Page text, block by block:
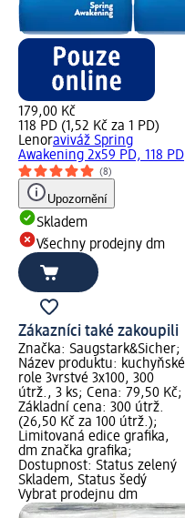
179,00 Kč
118 PD (1,52 Kč za 1 PD)
Lenoraviváž Spring
Awakening 2x59 PD, 118 PD
(8)
Upozornění
Skladem
Všechny prodejny dm
Zákazníci také zakoupili
Značka: Saugstark&Sicher;
Název produktu: kuchyňské
role 3vrstvé 3x100, 300
útrž., 3 ks; Cena: 79,50 Kč;
Základní cena: 300 útrž.
(26,50 Kč za 100 útrž.);
Limitovaná edice grafika,
dm značka grafika;
Dostupnost: Status zelený
Skladem, Status šedý
Vybrat prodejnu dm